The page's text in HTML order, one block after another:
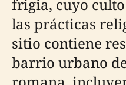
frigia, cuyo
las prácticas
sitio contiene
barrio urbano